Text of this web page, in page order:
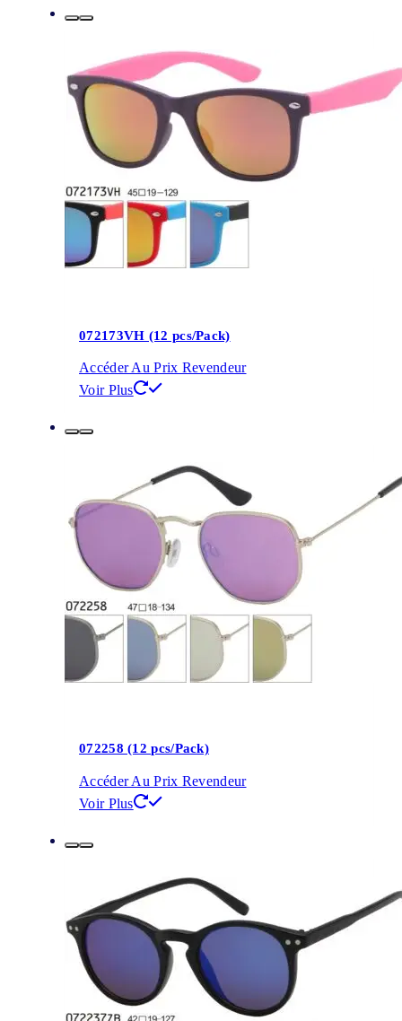
072173VH (12 pcs/Pack)
Accéder Au Prix Revendeur
Voir Plus
072258 (12 pcs/Pack)
Accéder Au Prix Revendeur
Voir Plus